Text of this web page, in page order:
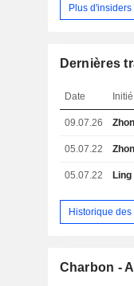
Plus d'insiders
Dernières
Date Initié
09.07.26
05.07.22
05.07.22
Historique
Charbon -